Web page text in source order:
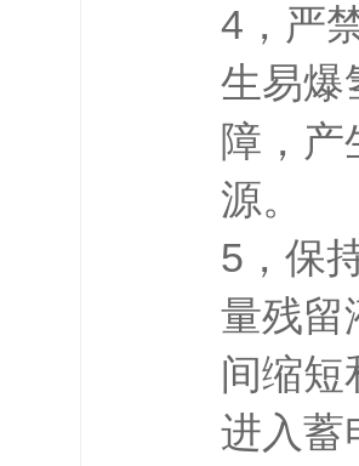
4，严
生易爆
障，产
源。
5，保
量残留
间缩短
进入蓄